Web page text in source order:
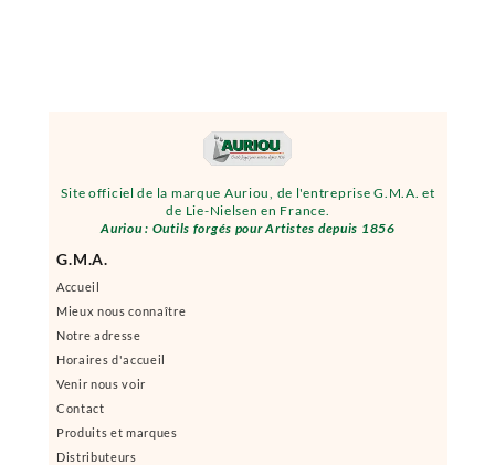
Site officiel de la marque Auriou, de l'entreprise G.M.A. et
de Lie-Nielsen en France.
Auriou : Outils forgés pour Artistes depuis 1856
G.M.A.
Accueil
Mieux nous connaître
Notre adresse
Horaires d'accueil
Venir nous voir
Contact
Produits et marques
Distributeurs